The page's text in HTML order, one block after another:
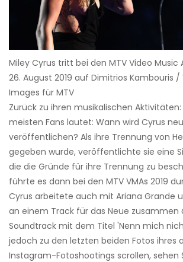
Miley Cyrus tritt bei den MTV Video Music
26. August 2019 auf Dimitrios Kambouris /
Images für MTV
Zurück zu ihren musikalischen Aktivitäten:
meisten Fans lautet: Wann wird Cyrus
veröffentlichen? Als ihre Trennung von
gegeben wurde, veröffentlichte sie eine
die die Gründe für ihre Trennung zu
führte es dann bei den MTV VMAs 2019
Cyrus arbeitete auch mit Ariana Grande
an einem Track für das Neue zusammen
Soundtrack mit dem Titel 'Nenn mich
jedoch zu den letzten beiden Fotos ihres
Instagram-Fotoshootings scrollen, sehen